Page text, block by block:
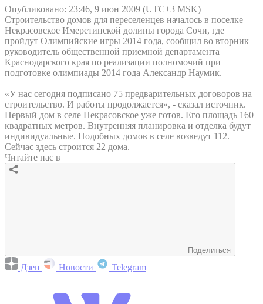
Опубликовано: 23:46, 9 июн 2009 (UTC+3 MSK)
Строительство домов для переселенцев началось в поселке
Некрасовское Имеретинской долины города Сочи, где
пройдут Олимпийские игры 2014 года, сообщил во вторник
руководитель общественной приемной департамента
Краснодарского края по реализации полномочий при
подготовке олимпиады 2014 года Александр Наумик.
«У нас сегодня подписано 75 предварительных договоров на
строительство. И работы продолжается», - сказал источник.
Первый дом в селе Некрасовское уже готов. Его площадь 160
квадратных метров. Внутренняя планировка и отделка будут
индивидуальные. Подобных домов в селе возведут 112.
Сейчас здесь строится 22 дома.
Читайте нас в
Поделиться
Дзен Новости Telegram